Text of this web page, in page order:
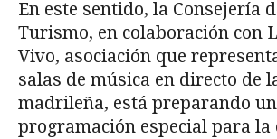
En este sentido, la Consejería
Turismo, en colaboración con
Vivo, asociación que
salas de música en directo de
madrileña, está preparando
programación especial para la